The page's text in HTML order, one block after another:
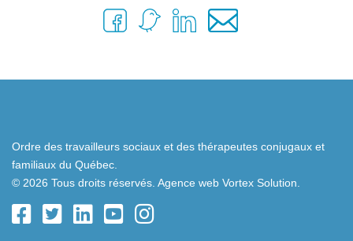
Ordre des travailleurs sociaux et des thérapeutes conjugaux et
familiaux du Québec.
© 2026 Tous droits réservés. Agence web Vortex Solution